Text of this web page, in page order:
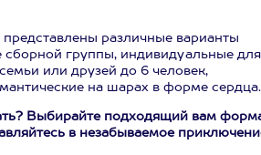
различные варианты
сборной группы, индивидуальные для
или друзей до 6 человек,
на шарах в форме сердца.
Выбирайте подходящий вам
в незабываемое